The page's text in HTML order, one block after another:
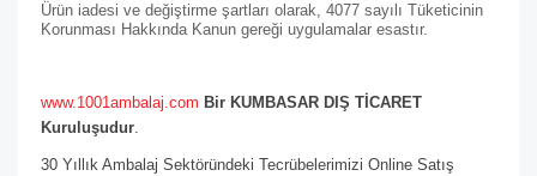
Ürün iadesi ve değiştirme şartları olarak, 4077 sayılı Tüketicinin
Korunması Hakkında Kanun gereği uygulamalar esastır.
www.1001ambalaj.com Bir KUMBASAR DIŞ TİCARET
Kuruluşudur.
30 Yıllık Ambalaj Sektöründeki Tecrübelerimizi Online Satış